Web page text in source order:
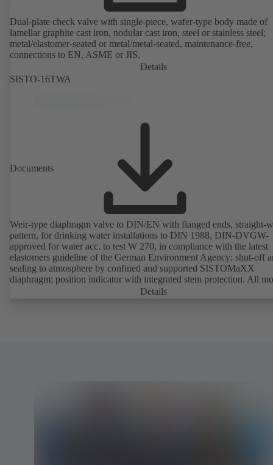
Dual-plate check valve with single-piece, wafer-type body made of
lamellar graphite cast iron, nodular cast iron, steel or stainless steel;
metal/elastomer-seated or metal/metal-seated, maintenance-free,
connections to EN, ASME or JIS.
Details
SISTO-16TWA
Documents
Weir-type diaphragm valve to DIN/EN with flanged ends, straight-
pattern, for drinking water installations to DIN 1988, DIN-DVGW-
approved for water acc. to test W 270, in compliance with the latest
elastomers guideline of the German Environment Agency; shut-off
sealing to atmosphere by confined and supported SISTOMaXX
diaphragm; position indicator with integrated stem protection. All
parts are separated from the fluid by the diaphragm. Maintenance-
Details